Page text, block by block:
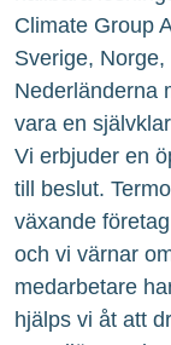
Climate Group
Sverige,
Nederländerna
vara en
Vi erbjuder en
till beslut.
växande
och vi värnar
medarbetare
hjälps vi åt att